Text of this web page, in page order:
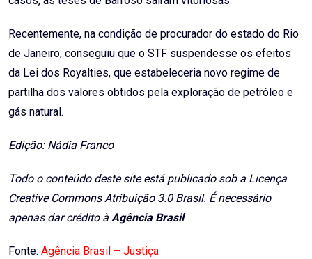
Recentemente, na condição de procurador do estado do Rio
de Janeiro, conseguiu que o STF suspendesse os efeitos
da Lei dos Royalties, que estabeleceria novo regime de
partilha dos valores obtidos pela exploração de petróleo e
gás natural.
Edição: Nádia Franco
Todo o conteúdo deste site está publicado sob a Licença
Creative Commons Atribuição 3.0 Brasil. É necessário
apenas dar crédito à Agência Brasil
Fonte: Agência Brasil – Justiça